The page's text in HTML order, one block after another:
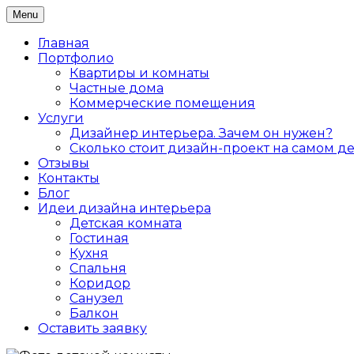
Skip
to
content
Дизайнер интерьеров Ольга
Дизайн интерьера жилых и коммерческих
Menu
Главная
Портфолио
Квартиры и комнаты
Частные дома
Коммерческие помещения
Услуги
Дизайнер интерьера. Зачем он нужен?
Сколько стоит дизайн-проект на самом
Отзывы
Контакты
Блог
Идеи дизайна интерьера
Детская комната
Гостиная
Кухня
Спальня
Коридор
Санузел
Балкон
Оставить заявку